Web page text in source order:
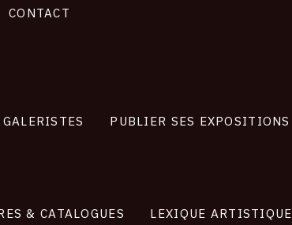
CONTACT
PUBLIER SES EXPOSITIONS
& CATALOGUES LEXIQUE ARTISTIQUE